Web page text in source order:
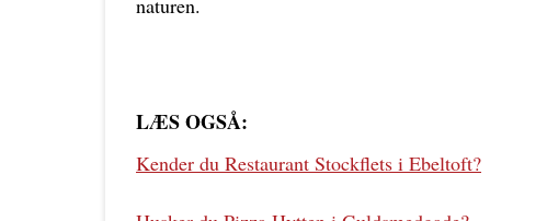
naturen.
LÆS OGSÅ:
Kender du Restaurant Stockflets i Ebeltoft?